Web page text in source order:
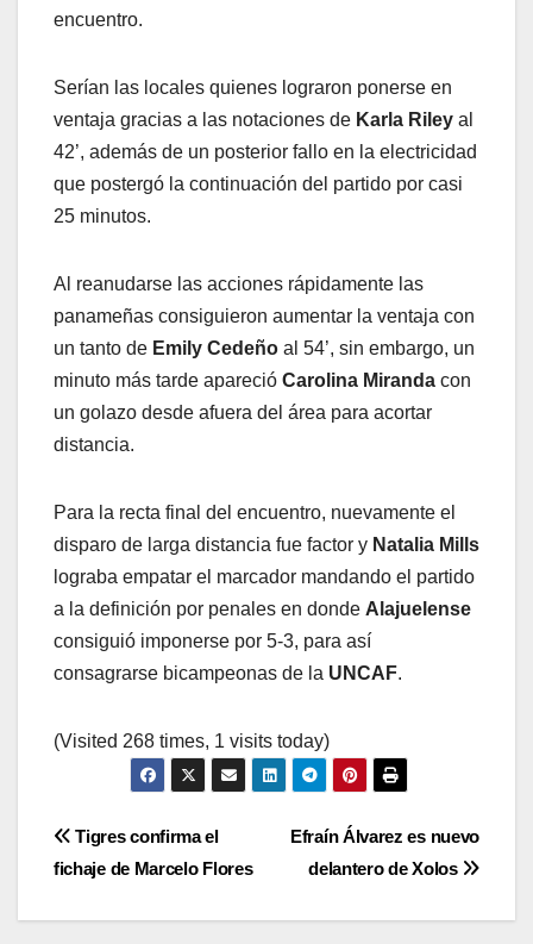
encuentro.
Serían las locales quienes lograron ponerse en
ventaja gracias a las notaciones de Karla Riley al
42’, además de un posterior fallo en la electricidad
que postergó la continuación del partido por casi
25 minutos.
Al reanudarse las acciones rápidamente las
panameñas consiguieron aumentar la ventaja con
un tanto de Emily Cedeño al 54’, sin embargo, un
minuto más tarde apareció Carolina Miranda con
un golazo desde afuera del área para acortar
distancia.
Para la recta final del encuentro, nuevamente el
disparo de larga distancia fue factor y Natalia Mills
lograba empatar el marcador mandando el partido
a la definición por penales en donde Alajuelense
consiguió imponerse por 5-3, para así
consagrarse bicampeonas de la UNCAF.
(Visited 268 times, 1 visits today)
Navegación
de
Efraín Álvarez es nuevo
delantero de Xolos
Tigres confirma el
fichaje de Marcelo Flores